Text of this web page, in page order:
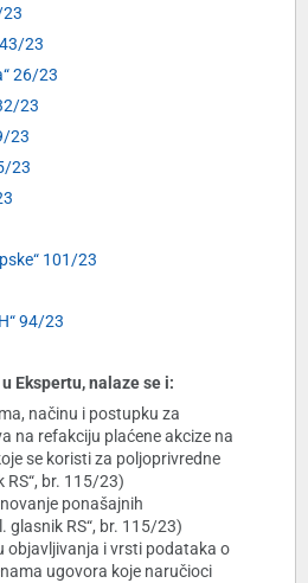
23
23
26/23
23
23
23
101/23
94/23
Ekspertu, nalaze se i:
načinu i postupku za
na refakciju plaćene akcize na
se koristi za poljoprivredne
RS“, br. 115/23)
ponašajnih
glasnik RS“, br. 115/23)
objavljivanja i vrsti podataka o
ugovora koje naručioci